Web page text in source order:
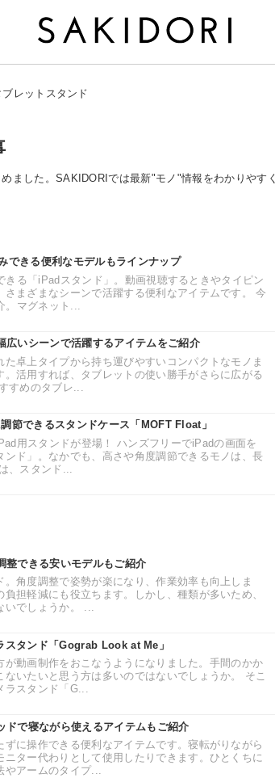
ブレットスタンド
ました。SAKIDORIでは最新"モノ"情報をわかりやすく
できる便利なモデルもラインナップ
る「iPadスタンド」。動画視聴するときやタイピン
まざまなシーンで活躍する便利なアイテムです。 今
マグネット...
広いシーンで活躍するアイテムをご紹介
卓上タイプから持ち運びやすいコンパクトなモノま
活用すれば、タブレットの使い勝手がさらに広がる
すめのタブレ...
節できるスタンドケース「MOFT Float」
用スタンドが登場！ ハンズフリーでiPadの画面を
ド」。なかでも、高さや角度調節できるモノは、長
、スタンド...
整できる安いモデルもご紹介
角度調整で姿勢が楽になり、作業効率も向上しま
担軽減にも役立ちます。しかし、種類が多いため、
いでしょうか。 ...
スタンド「Gograb Look at Me」
動画制作をおこなうようになりました。手間のかか
いたいと思う方は多いのではないでしょうか。 そこ
ラスタンド「G...
ドで寝ながら使えるアイテムもご紹介
に操作できる便利なアイテムです。寝転がりながら
ター代わりとして使用したりできます。ひとくちに
やアームのタイプ...